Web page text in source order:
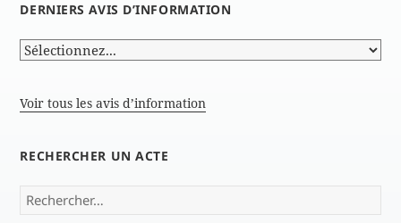
DERNIERS AVIS D’INFORMATION
Voir tous les avis d’information
RECHERCHER UN ACTE
Rechercher :